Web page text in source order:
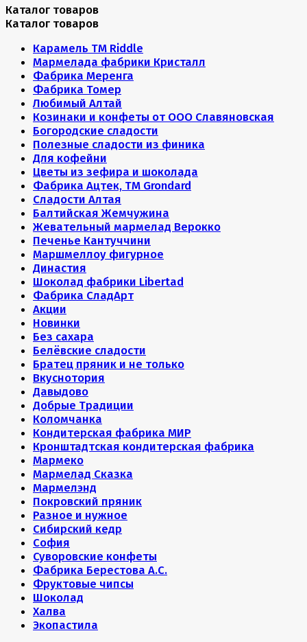
Каталог товаров
Каталог товаров
Карамель ТМ Riddle
Мармелада фабрики Кристалл
Фабрика Меренга
Фабрика Томер
Любимый Алтай
Козинаки и конфеты от ООО Славяновская
Богородские сладости
Полезные сладости из финика
Для кофейни
Цветы из зефира и шоколада
Фабрика Ацтек, ТМ Grondard
Сладости Алтая
Балтийская Жемчужина
Жевательный мармелад Верокко
Печенье Кантуччини
Маршмеллоу фигурное
Династия
Шоколад фабрики Libertad
Фабрика СладАрт
Акции
Новинки
Без сахара
Белёвские сладости
Братец пряник и не только
Вкуснотория
Давыдово
Добрые Традиции
Коломчанка
Кондитерская фабрика МИР
Кронштадтская кондитерская фабрика
Мармеко
Мармелад Сказка
Мармелэнд
Покровский пряник
Разное и нужное
Сибирский кедр
София
Суворовские конфеты
Фабрика Берестова А.С.
Фруктовые чипсы
Шоколад
Халва
Экопастила